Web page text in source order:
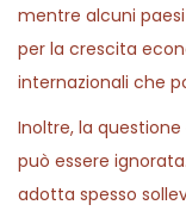
mentre alcuni
per la crescita
internazionali che
Inoltre, la questione
può essere
adotta spesso